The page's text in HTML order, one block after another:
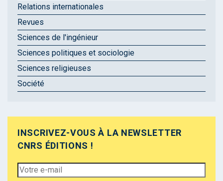
Relations internationales
Revues
Sciences de l'ingénieur
Sciences politiques et sociologie
Sciences religieuses
Société
INSCRIVEZ-VOUS À LA NEWSLETTER
CNRS ÉDITIONS !